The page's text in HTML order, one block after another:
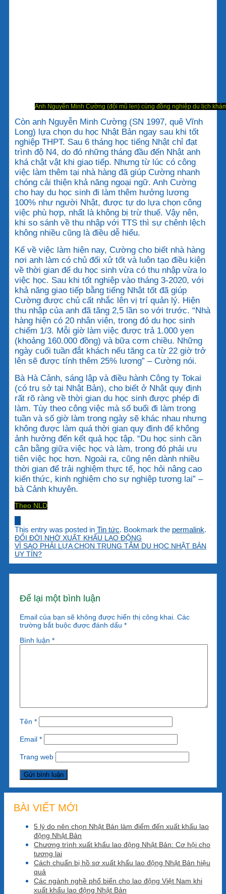
Anh Nguyễn Minh Cường (đội mũ len) cùng đồng nghiệp du lịch
Còn anh Nguyễn Minh Cường (SN 1997, quê Vĩnh
Long) lựa chọn du học Nhật Bản ngay sau khi tốt
nghiệp THPT. Sau 6 tháng học tiếng Nhật chỉ đạt
trình độ N4, do đó những tháng đầu đến Nhật anh
khá chật vật khi giao tiếp. Nhưng từ lúc có công
việc làm thêm tại nhà hàng đã giúp Cường nhanh
chóng cải thiện khả năng ngoại ngữ. Anh Cường
cho hay du học sinh đi làm thêm hưởng lương
100% như người Nhật, được tự do lựa chọn công
việc phù hợp, nhất là không bị trừ thuế. Vậy nên,
khi so sánh về thu nhập với TTS thì sự chênh lệch
không nhiều cũng là điều dễ hiểu.
Kể về việc làm hiện nay, Cường cho biết nhà hàng
nơi anh làm có chủ đối xử tốt và luôn tạo điều kiện
về thời gian để du học sinh vừa có thu nhập vừa lo
việc học. Sau khi tốt nghiệp vào tháng 3-2020, với
khả năng giao tiếp bằng tiếng Nhật tốt đã giúp
Cường được chủ cất nhắc lên vị trí quản lý. Hiện
thu nhập của anh đã tăng 2,5 lần so với trước. “Nhà
hàng hiện có 20 nhân viên, trong đó du học sinh
chiếm 1/3. Mỗi giờ làm việc được trả 1.000 yen
(khoảng 160.000 đồng) và bữa cơm chiều. Những
ngày cuối tuần đắt khách nếu tăng ca từ 22 giờ trở
lên sẽ được tính thêm 25% lương” – Cường nói.
Bà Hà Cảnh, sáng lập và điều hành Công ty Tokai
(có trụ sở tại Nhật Bản), cho biết ở Nhật quy định
rất rõ ràng về thời gian du học sinh được phép đi
làm. Tùy theo công việc mà số buổi đi làm trong
tuần và số giờ làm trong ngày sẽ khác nhau nhưng
không được làm quá thời gian quy định để không
ảnh hưởng đến kết quả học tập. “Du học sinh cần
cân bằng giữa việc học và làm, trong đó phải ưu
tiên việc học hơn. Ngoài ra, cũng nên dành nhiều
thời gian để trải nghiệm thực tế, học hỏi nâng cao
kiến thức, kinh nghiệm cho sự nghiệp tương lai” –
bà Cảnh khuyên.
Theo NLD
This entry was posted in Tin tức. Bookmark the permalink.
ĐỔI ĐỜI NHỜ XUẤT KHẨU LAO ĐỘNG
VÌ SAO PHẢI LỰA CHỌN TRUNG TÂM DU HỌC NHẬT BẢN
UY TÍN?
Để lại một bình luận
Email của bạn sẽ không được hiển thị công khai. Các
trường bắt buộc được đánh dấu *
Bình luận *
Tên *
Email *
Trang web
BÀI VIẾT MỚI
5 lý do nên chọn Nhật Bản làm điểm đến xuất khẩu lao
động Nhật Bản
Chương trình xuất khẩu lao động Nhật Bản: Cơ hội cho
tương lai
Cách chuẩn bị hồ sơ xuất khẩu lao động Nhật Bản hiệu
quả
Các ngành nghề phổ biến cho lao động Việt Nam khi
xuất khẩu lao động Nhật Bản